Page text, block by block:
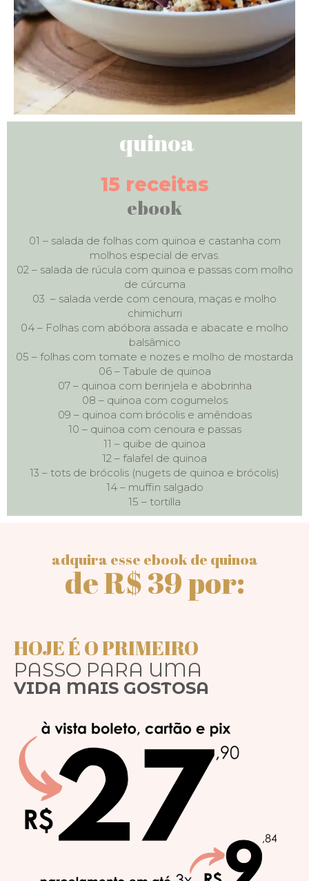
quinoa
15 receitas
ebook
01 – salada de folhas com quinoa e castanha com
molhos especial de ervas.
02 – salada de rúcula com quinoa e passas com molho
de cúrcuma
03 – salada verde com cenoura, maças e molho
chimichurri
04 – Folhas com abóbora assada e abacate e molho
balsâmico
05 – folhas com tomate e nozes e molho de mostarda
06 – Tabule de quinoa
07 – quinoa com berinjela e abobrinha
08 – quinoa com cogumelos
09 – quinoa com brócolis e amêndoas
10 – quinoa com cenoura e passas
11 – quibe de quinoa
12 – falafel de quinoa
13 – tots de brócolis (nugets de quinoa e brócolis)
14 – muffin salgado
15 – tortilla
adquira esse ebook de quinoa
de R$ 39 por:
HOJE É O PRIMEIRO
PASSO PARA UMA
VIDA MAIS GOSTOSA